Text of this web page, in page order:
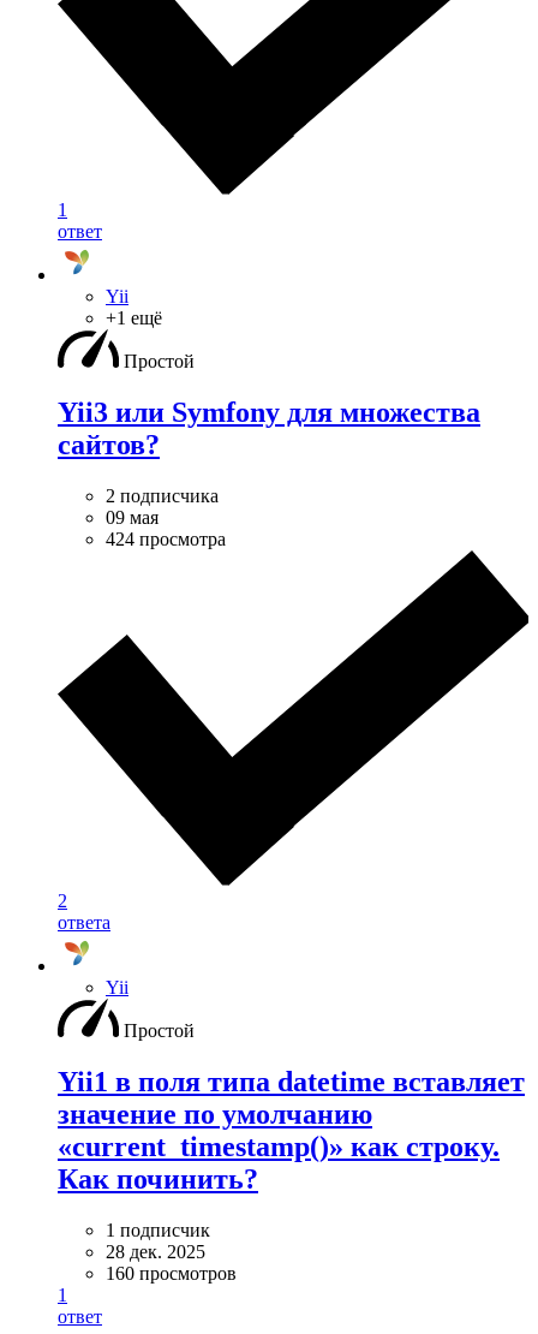
1
ответ
Yii
+1 ещё
Простой
Yii3 или Symfony для множества
сайтов?
2 подписчика
09 мая
424 просмотра
2
ответа
Yii
Простой
Yii1 в поля типа datetime вставляет
значение по умолчанию
«current_timestamp()» как строку.
Как починить?
1 подписчик
28 дек. 2025
160 просмотров
1
ответ